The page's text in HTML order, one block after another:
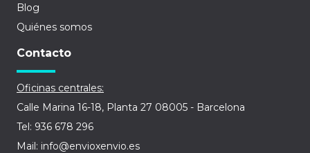
Blog
Quiénes somos
Contacto
Oficinas centrales:
Calle Marina 16-18, Planta 27 08005 - Barcelona
Tel: 936 678 296
Mail: info@envioxenvio.es